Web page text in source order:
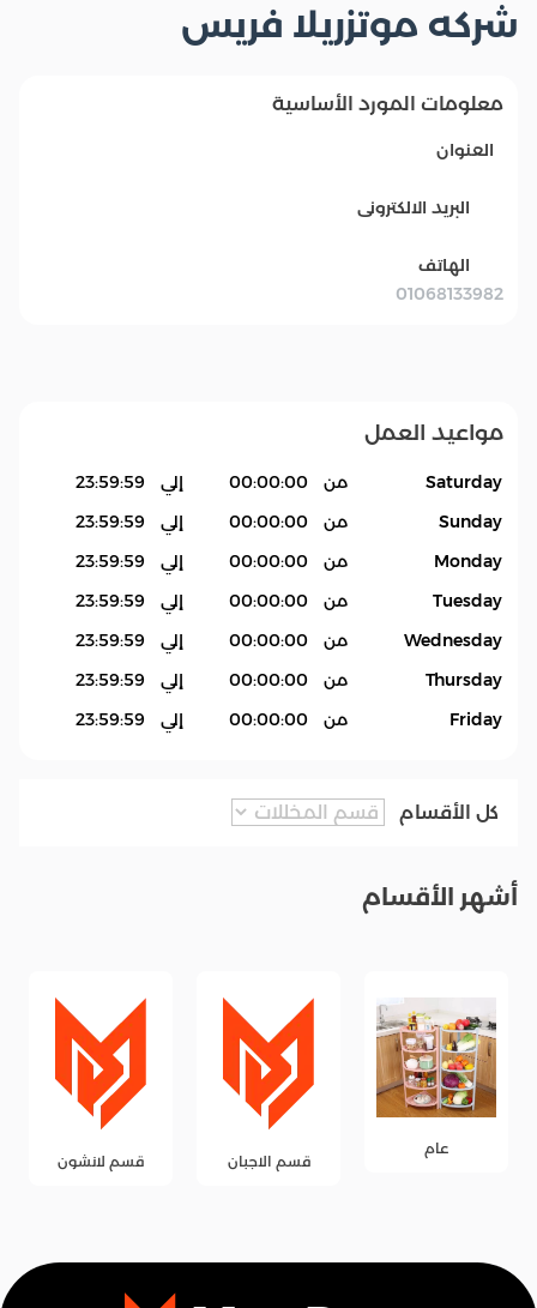
شركه موتزريلا فريس
معلومات المورد الأساسية
العنوان
البريد الالكترونى
الهاتف
01068133982
مواعيد العمل
Saturday من 00:00:00 إلي
23:59:59
Sunday
من 00:00:00 إلي
23:59:59
Monday
من 00:00:00 إلي
23:59:59
Tuesday
من 00:00:00 إلي
23:59:59
Wednesday
من 00:00:00 إلي
23:59:59
Thursday
من 00:00:00 إلي
23:59:59
Friday
من 00:00:00 إلي 23:59:59
كل الأقسام
أشهر الأقسام
عام
قسم الاجبان قسم لانشون